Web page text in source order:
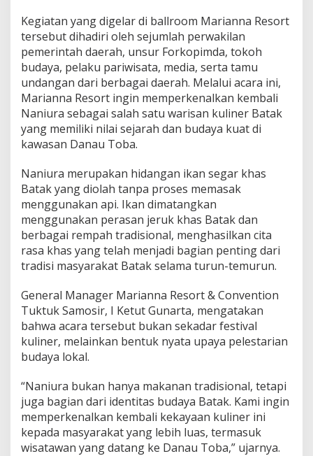
r
L
E
P
R
I
D
L
e
w
“
1
0
0
1
N
a
n
i
r
a
”
A
k
a
K
u
l
Kegiatan yang digelar di ballroom Marianna Resort
tersebut dihadiri oleh sejumlah perwakilan
pemerintah daerah, unsur Forkopimda, tokoh
budaya, pelaku pariwisata, media, serta tamu
undangan dari berbagai daerah. Melalui acara ini,
Marianna Resort ingin memperkenalkan kembali
Naniura sebagai salah satu warisan kuliner Batak
yang memiliki nilai sejarah dan budaya kuat di
kawasan Danau Toba.
Naniura merupakan hidangan ikan segar khas
Batak yang diolah tanpa proses memasak
menggunakan api. Ikan dimatangkan
menggunakan perasan jeruk khas Batak dan
berbagai rempah tradisional, menghasilkan cita
rasa khas yang telah menjadi bagian penting dari
tradisi masyarakat Batak selama turun-temurun.
General Manager Marianna Resort & Convention
Tuktuk Samosir, I Ketut Gunarta, mengatakan
bahwa acara tersebut bukan sekadar festival
kuliner, melainkan bentuk nyata upaya pelestarian
budaya lokal.
“Naniura bukan hanya makanan tradisional, tetapi
juga bagian dari identitas budaya Batak. Kami ingin
memperkenalkan kembali kekayaan kuliner ini
kepada masyarakat yang lebih luas, termasuk
wisatawan yang datang ke Danau Toba,” ujarnya.